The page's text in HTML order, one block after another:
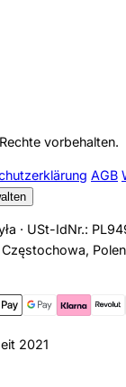
vorbehalten.
AGB
· USt-IdNr.:
2021